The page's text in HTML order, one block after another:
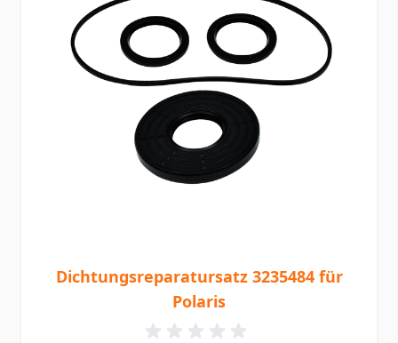
Dichtungsreparatursatz 3235484 für
Polaris